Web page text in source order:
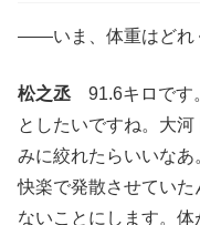
――いま、体重はどれ
松之丞91.6キロです
としたいですね。大
みに絞れたらいいな
快楽で発散させてい
ないことにします。